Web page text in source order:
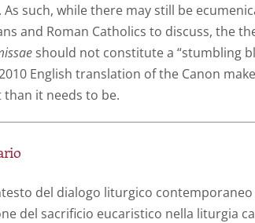
As such, while there may still be
and Roman Catholics to discuss, the
should not constitute a “stumbling
English translation of the Canon
it needs to be.
del dialogo liturgico
del sacrificio eucaristico nella liturgia